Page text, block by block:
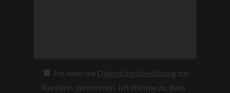
Ich habe die Datenschutzerklärungzur
Kenntnis genommen. Ich stimme zu, dass